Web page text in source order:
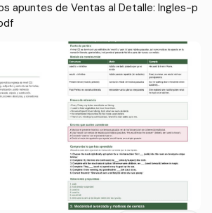
apuntes de Ventas al Detalle: Ingles-p